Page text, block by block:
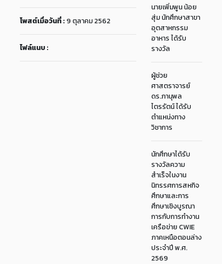
โพสต์เมื่อวันที่ : 9 ตุลาคม 2562
ไฟล์แนบ :
นายเพิ่มพูน น้อย
สุ่ม นักศึกษาสาขา
อุตสาหกรรม
อาหาร ได้รับ
รางวัล
ผู้ช่วย
ศาสตราจารย์
ดร.ภานุพล
ไตรรัตน์ ได้รับ
ตำแหน่งทาง
วิชาการ
นักศึกษาได้รับ
รางวัลความ
สำเร็จในงาน
นิทรรศการสหกิจ
ศึกษาและการ
ศึกษาเชิงบูรณา
การกับการทำงาน
เครือข่าย CWIE
ภาคเหนือตอนล่าง
ประจำปี พ.ศ.
2569